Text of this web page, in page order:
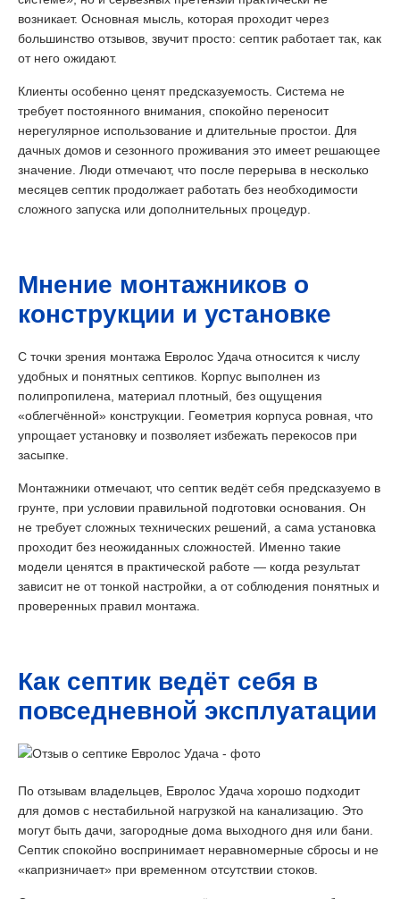
возникает. Основная мысль, которая проходит через
большинство отзывов, звучит просто: септик работает так, как
от него ожидают.
Клиенты особенно ценят предсказуемость. Система не
требует постоянного внимания, спокойно переносит
нерегулярное использование и длительные простои. Для
дачных домов и сезонного проживания это имеет решающее
значение. Люди отмечают, что после перерыва в несколько
месяцев септик продолжает работать без необходимости
сложного запуска или дополнительных процедур.
Мнение монтажников о
конструкции и установке
С точки зрения монтажа Евролос Удача относится к числу
удобных и понятных септиков. Корпус выполнен из
полипропилена, материал плотный, без ощущения
«облегчённой» конструкции. Геометрия корпуса ровная, что
упрощает установку и позволяет избежать перекосов при
засыпке.
Монтажники отмечают, что септик ведёт себя предсказуемо в
грунте, при условии правильной подготовки основания. Он
не требует сложных технических решений, а сама установка
проходит без неожиданных сложностей. Именно такие
модели ценятся в практической работе — когда результат
зависит не от тонкой настройки, а от соблюдения понятных и
проверенных правил монтажа.
Как септик ведёт себя в
повседневной эксплуатации
По отзывам владельцев, Евролос Удача хорошо подходит
для домов с нестабильной нагрузкой на канализацию. Это
могут быть дачи, загородные дома выходного дня или бани.
Септик спокойно воспринимает неравномерные сбросы и не
«капризничает» при временном отсутствии стоков.